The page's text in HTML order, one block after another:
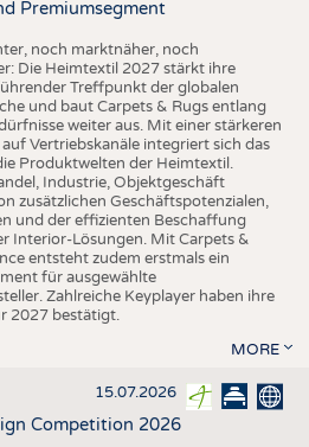
Premiumsegment
noch marktnäher, noch
Die Heimtextil 2027 stärkt ihre
Treffpunkt der globalen
und baut Carpets & Rugs entlang
weiter aus. Mit einer stärkeren
Vertriebskanäle integriert sich das
Produktwelten der Heimtextil.
Industrie, Objektgeschäft
zusätzlichen Geschäftspotenzialen,
und der effizienten Beschaffung
Interior-Lösungen. Mit Carpets &
entsteht zudem erstmals ein
für ausgewählte
Zahlreiche Keyplayer haben ihre
2027 bestätigt.
MORE
15.07.2026
Competition 2026